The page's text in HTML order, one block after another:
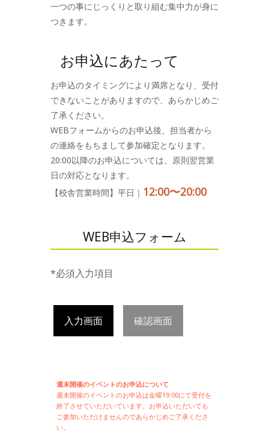
一つの事にじっくりと取り組む集中力が身に
つきます。
お申込にあたって
お申込のタイミングにより満席となり、受付
できないことがありますので、あらかじめご
了承ください。
WEBフォームからのお申込後、担当者から
の連絡をもちまして参加確定となります。
20:00以降のお申込については、原則翌営業
日の対応となります。
【校舎営業時間】平日｜ 12:00〜20:00
WEB申込フォーム
*必須入力項目
入力画面 確認画面
週末開催のイベントのお申込について
週末開催のイベントのお申込は金曜19:00にて受付を
終了させていただいています。お申込いただいても
ご参加いただけませんのであらかじめご了承くださ
い。